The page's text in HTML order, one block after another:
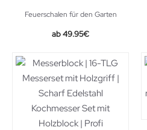
Feuerschalen für den Garten
49.95€